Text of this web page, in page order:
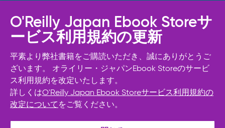
© 2026, O’Reilly Japan, Inc. oreilly.co.jpに掲載されているすべて
その他の Cookie を使用することがあります。 詳細につ
いては Cookie設定をご確認ください。
また、オライリー・ジャパンのプライバシーポリシーに
ついては 個人情報保護方針をご確認ください。
Cookie設定
必須Cookie以外を拒否する
O'Reilly Japan Ebook Storeサ
ービス利用規約の更新
平素より弊社書籍をご購読いただき、誠にありがとうご
ざいます。 オライリー・ジャパンEbook Storeのサービ
ス利用規約を改定いたします。
詳しくはO'Reilly Japan Ebook Storeサービス利用規約の
改定について をご覧ください。